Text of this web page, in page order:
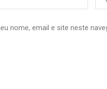
nome, email e site neste